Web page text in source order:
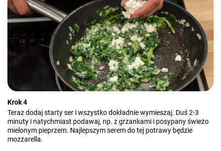
Krok 4
Teraz dodaj starty ser i wszystko dokładnie wymieszaj. Duś 2-3
minuty i natychmiast podawaj, np. z grzankami i posypany świeżo
mielonym pieprzem. Najlepszym serem do tej potrawy będzie
mozzarella.